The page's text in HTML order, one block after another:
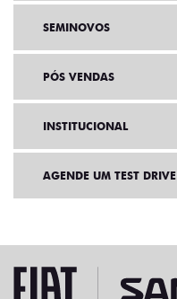
SEMINOVOS
PÓS VENDAS
INSTITUCIONAL
AGENDE UM TEST DRIVE